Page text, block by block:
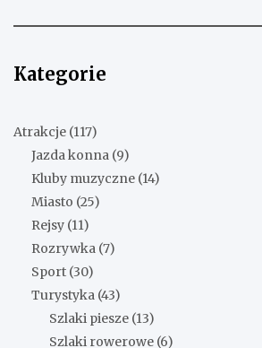
Kategorie
Atrakcje (117)
Jazda konna (9)
Kluby muzyczne (14)
Miasto (25)
Rejsy (11)
Rozrywka (7)
Sport (30)
Turystyka (43)
Szlaki piesze (13)
Szlaki rowerowe (6)